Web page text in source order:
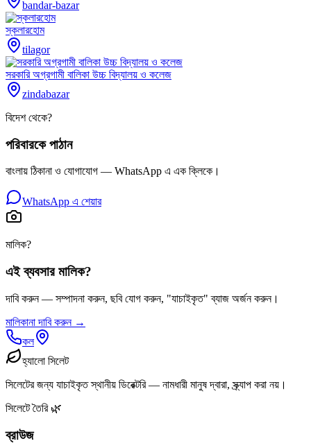
bandar-bazar
স্কলারহোম
tilagor
সরকারি অগ্রগামী বালিকা উচ্চ বিদ্যালয় ও কলেজ
zindabazar
বিদেশ থেকে?
পরিবারকে পাঠান
বাংলায় ঠিকানা ও যোগাযোগ — WhatsApp এ এক ক্লিকে।
WhatsApp এ শেয়ার
মালিক?
এই ব্যবসার মালিক?
দাবি করুন — সম্পাদনা করুন, ছবি যোগ করুন, "যাচাইকৃত" ব্যাজ অর্জন করুন।
মালিকানা দাবি করুন →
কল
হ্যালো সিলেট
সিলেটের জন্য যাচাইকৃত স্থানীয় ডিরেক্টরি — নামধারী মানুষ দ্বারা, স্ক্র্যাপ করা নয়।
সিলেটে তৈরি 🌿
ব্রাউজ